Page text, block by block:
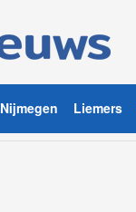
Nijmegen Liemers